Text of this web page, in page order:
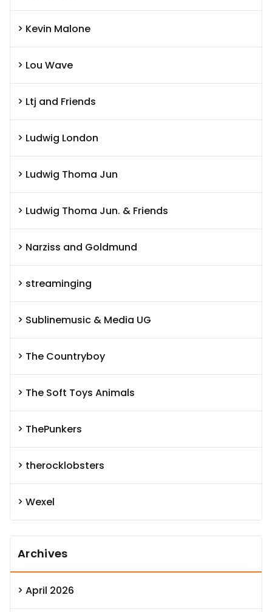
Kevin Malone
Lou Wave
Ltj and Friends
Ludwig London
Ludwig Thoma Jun
Ludwig Thoma Jun. & Friends
Narziss and Goldmund
streaminging
Sublinemusic & Media UG
The Countryboy
The Soft Toys Animals
ThePunkers
therocklobsters
Wexel
Archives
April 2026